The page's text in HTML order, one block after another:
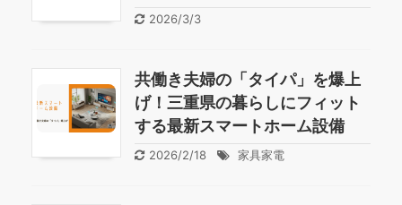
2026/3/3
共働き夫婦の「タイパ」を爆上
げ！三重県の暮らしにフィット
する最新スマートホーム設備
2026/2/18 家具家電